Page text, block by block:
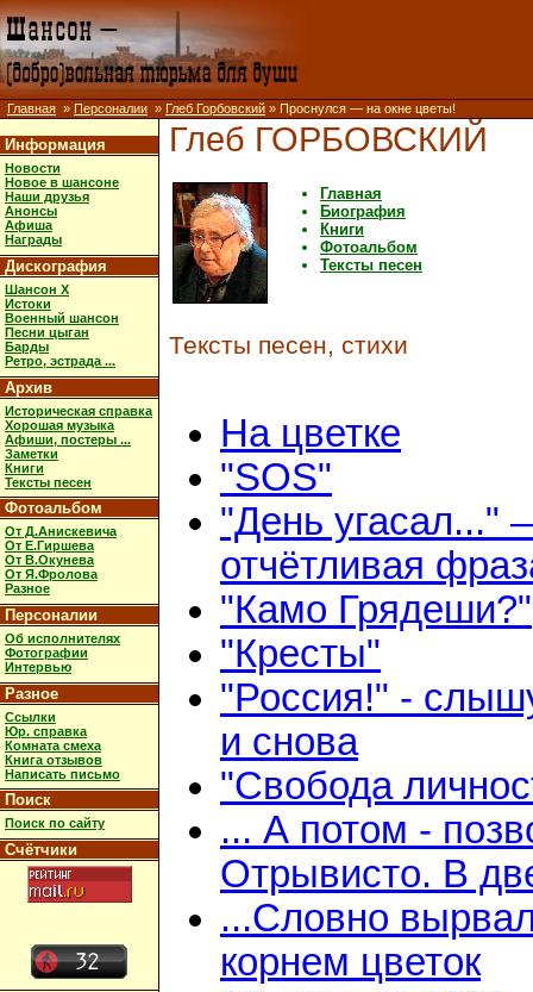
Главная » Персоналии » Глеб Горбовский » Проснулся — на окне цветы!
Информация
Новости
Новое в шансоне
Наши друзья
Анонсы
Афиша
Награды
Дискография
Шансон X
Истоки
Военный шансон
Песни цыган
Барды
Ретро, эстрада ...
Архив
Историческая справка
Хорошая музыка
Афиши, постеры ...
Заметки
Книги
Тексты песен
Фотоальбом
От Д.Анискевича
От Е.Гиршева
От В.Окунева
От Я.Фролова
Разное
Персоналии
Об исполнителях
Фотографии
Интервью
Разное
Ссылки
Юр. справка
Комната смеха
Книга отзывов
Написать письмо
Поиск
Поиск по сайту
Счётчики
Глеб ГОРБОВСКИЙ
Главная
Биография
Книги
Фотоальбом
Тексты песен
Тексты песен, стихи
На цветке
"SOS"
"День угасал..."
отчётливая
"Камо Грядеши?"
"Кресты"
"Россия!" -
и снова
"Свобода
... А потом -
Отрывисто. В
...Словно
корнем цветок